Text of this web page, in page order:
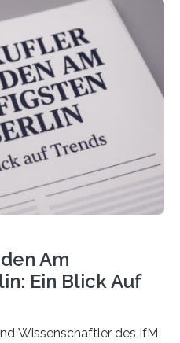
e.V.
basiert auf den
und -makler*innen. Ein
Hälfte der Befragten ist
nächsten Jahren eine
Aber nur ein Drittel hat
Am
Ein Blick Auf
Wissenschaftler des IfM